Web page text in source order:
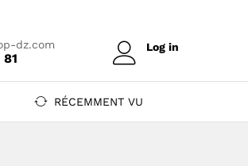
dz.com
81
Log in
RÉCEMMENT VU